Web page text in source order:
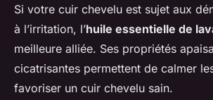
Si votre cuir chevelu est sujet aux
à l’irritation, l’huile essentielle de
meilleure alliée. Ses propriétés
cicatrisantes permettent de calmer
favoriser un cuir chevelu sain.